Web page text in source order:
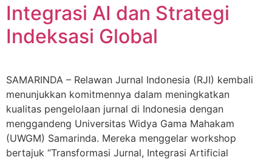
Integrasi AI dan Strategi
Indeksasi Global
SAMARINDA – Relawan Jurnal Indonesia (RJI) kembali
menunjukkan komitmennya dalam meningkatkan
kualitas pengelolaan jurnal di Indonesia dengan
menggandeng Universitas Widya Gama Mahakam
(UWGM) Samarinda. Mereka menggelar workshop
bertajuk “Transformasi Jurnal, Integrasi Artificial